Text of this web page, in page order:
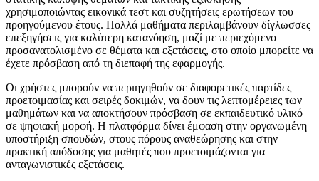
χρησιμοποιώντας εικονικά τεστ και συζητήσεις ερωτήσεων του
προηγούμενου έτους. Πολλά μαθήματα περιλαμβάνουν δίγλωσσες
επεξηγήσεις για καλύτερη κατανόηση, μαζί με περιεχόμενο
προσανατολισμένο σε θέματα και εξετάσεις, στο οποίο μπορείτε να
έχετε πρόσβαση από τη διεπαφή της εφαρμογής.
Οι χρήστες μπορούν να περιηγηθούν σε διαφορετικές παρτίδες
προετοιμασίας και σειρές δοκιμών, να δουν τις λεπτομέρειες των
μαθημάτων και να αποκτήσουν πρόσβαση σε εκπαιδευτικό υλικό
σε ψηφιακή μορφή. Η πλατφόρμα δίνει έμφαση στην οργανωμένη
υποστήριξη σπουδών, στους πόρους αναθεώρησης και στην
πρακτική απόδοσης για μαθητές που προετοιμάζονται για
ανταγωνιστικές εξετάσεις.